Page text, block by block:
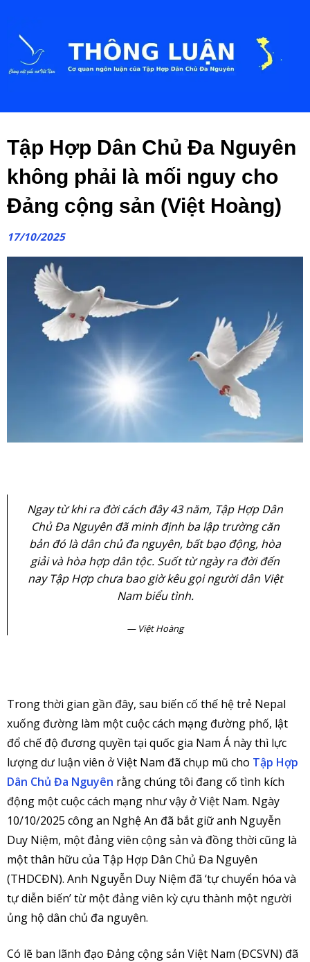
Tập Hợp Dân Chủ Đa Nguyên
không phải là mối nguy cho
Đảng cộng sản (Việt Hoàng)
17/10/2025
Ngay từ khi ra đời cách đây 43 năm, Tập Hợp Dân
Chủ Đa Nguyên đã minh định ba lập trường căn
bản đó là dân chủ đa nguyên, bất bạo động, hòa
giải và hòa hợp dân tộc. Suốt từ ngày ra đời đến
nay Tập Hợp chưa bao giờ kêu gọi người dân Việt
Nam biểu tình.
Việt Hoàng
Trong thời gian gần đây, sau biến cố thế hệ trẻ Nepal
xuống đường làm một cuộc cách mạng đường phố, lật
đổ chế độ đương quyền tại quốc gia Nam Á này thì lực
lượng dư luận viên ở Việt Nam đã chụp mũ cho Tập Hợp
Dân Chủ Đa Nguyên rằng chúng tôi đang cố tình kích
động một cuộc cách mạng như vậy ở Việt Nam. Ngày
10/10/2025 công an Nghệ An đã bắt giữ anh Nguyễn
Duy Niệm, một đảng viên cộng sản và đồng thời cũng là
một thân hữu của Tập Hợp Dân Chủ Đa Nguyên
(THDCĐN). Anh Nguyễn Duy Niệm đã ‘tự chuyển hóa và
tự diễn biến’ từ một đảng viên kỳ cựu thành một người
ủng hộ dân chủ đa nguyên.
Có lẽ ban lãnh đạo Đảng cộng sản Việt Nam (ĐCSVN) đã